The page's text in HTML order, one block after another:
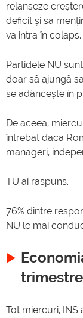
relanseze
deficit și să
va intra în colaps.
Partidele NU
doar să ajungă
se adâncește în
De aceea,
întrebat dacă
manageri,
TU ai răspuns.
76% dintre
NU le mai
Tot miercuri, INS